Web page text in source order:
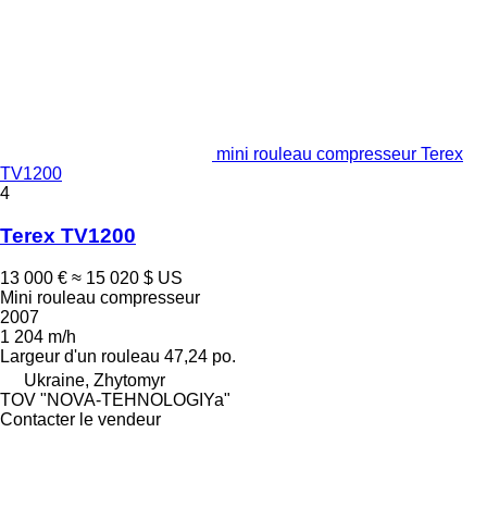
mini rouleau compresseur Terex
TV1200
4
Terex TV1200
13 000 € ≈ 15 020 $ US
Mini rouleau compresseur
2007
1 204 m/h
Largeur d'un rouleau 47,24 po.
Ukraine, Zhytomyr
TOV "NOVA-TEHNOLOGIYa"
Contacter le vendeur